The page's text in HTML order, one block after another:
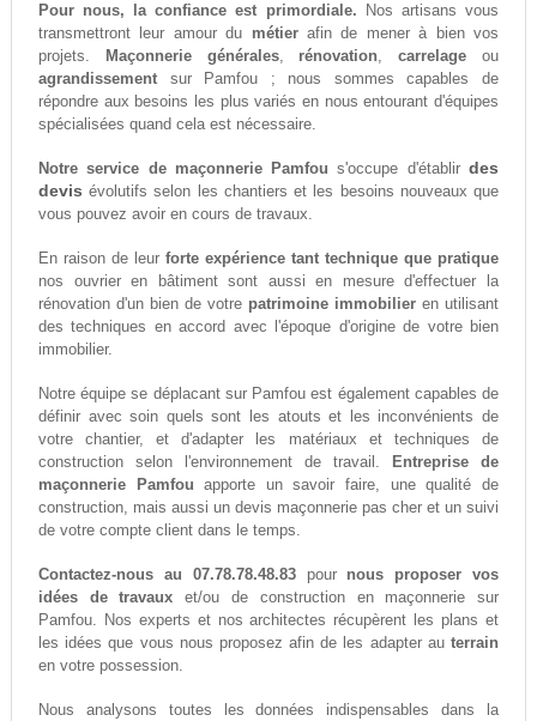
Pour nous, la confiance est primordiale. Nos artisans vous
transmettront leur amour du métierafin de mener à bien vos
projets.
Maçonnerie générales, rénovation,carrelage ou
agrandissementsur Pamfou ; nous sommes capables de
répondre aux besoins les plus variés en nous entourant d'équipes
spécialisées quand cela est nécessaire.
Notre service de maçonnerie Pamfou s'occupe d'établirdes
devis évolutifs selon les chantiers et les besoins nouveaux que
vous pouvez avoir en cours de travaux.
En raison de leur forte expérience tant technique que pratique
nos ouvrier en bâtiment sont aussi en mesure d'effectuer la
rénovation d'un bien de votre patrimoine immobilier en utilisant
des techniques en accord avec l'époque d'origine de votre bien
immobilier.
Notre équipe se déplacant sur Pamfou est également capables de
définir avec soin quels sont les atouts et les inconvénients de
votre chantier, et d'adapter les matériaux et techniques de
construction selon l'environnement de travail.
Entreprise de
maçonnerie Pamfou apporte un savoir faire, une qualité de
construction, mais aussi un devis maçonnerie pas cher et un suivi
de votre compte client dans le temps.
Contactez-nous au 07.78.78.48.83pour nous proposer vos
idées de travaux et/ou de construction en maçonnerie sur
Pamfou. Nos experts et nos architectes récupèrent les plans et
les idées que vous nous proposez afin de les adapter auterrain
en votre possession.
Nous analysons toutes les données indispensables dans la